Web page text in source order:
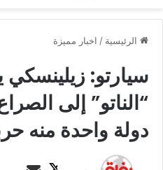
الرئيسية / اخبار مميزة
سيارتو:
“الناتو” إلى
دولة واحدة منه